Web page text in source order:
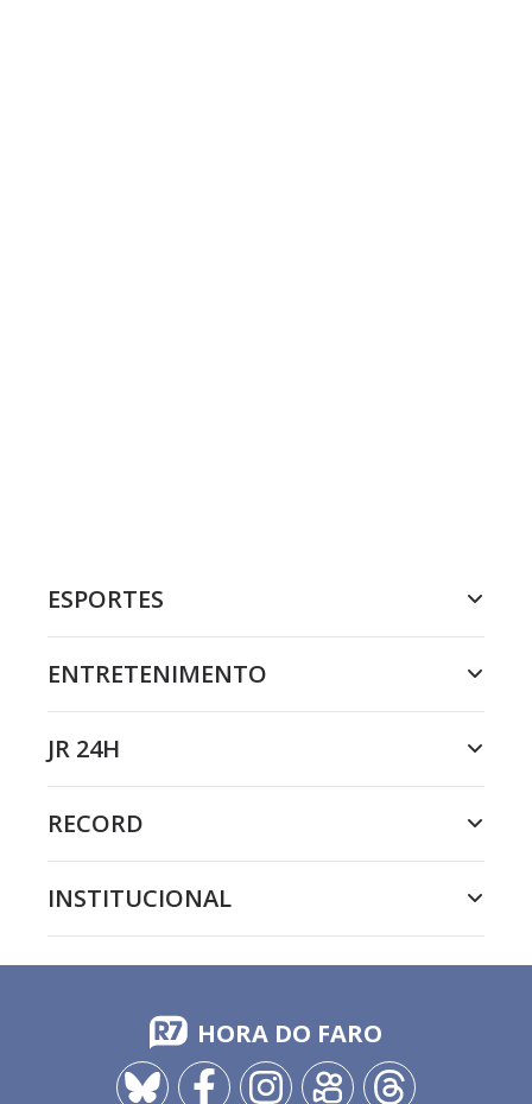
ESPORTES
ENTRETENIMENTO
JR 24H
RECORD
INSTITUCIONAL
HORA DO FARO